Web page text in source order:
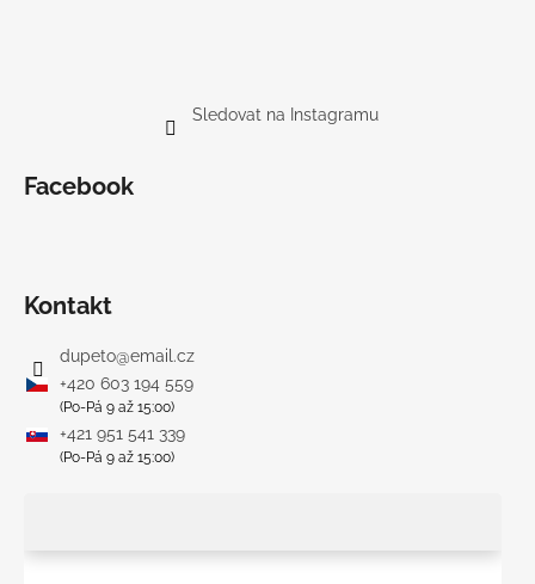
Sledovat na Instagramu
Facebook
Kontakt
dupeto@email.cz
+420 603 194 559
(Po-Pá 9 až 15:00)
+421 951 541 339
(Po-Pá 9 až 15:00)